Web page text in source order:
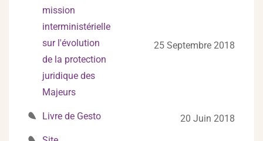
mission
interministérielle
sur l'évolution
de la protection
juridique des
Majeurs
25 Septembre 2018
Livre de Gesto
20 Juin 2018